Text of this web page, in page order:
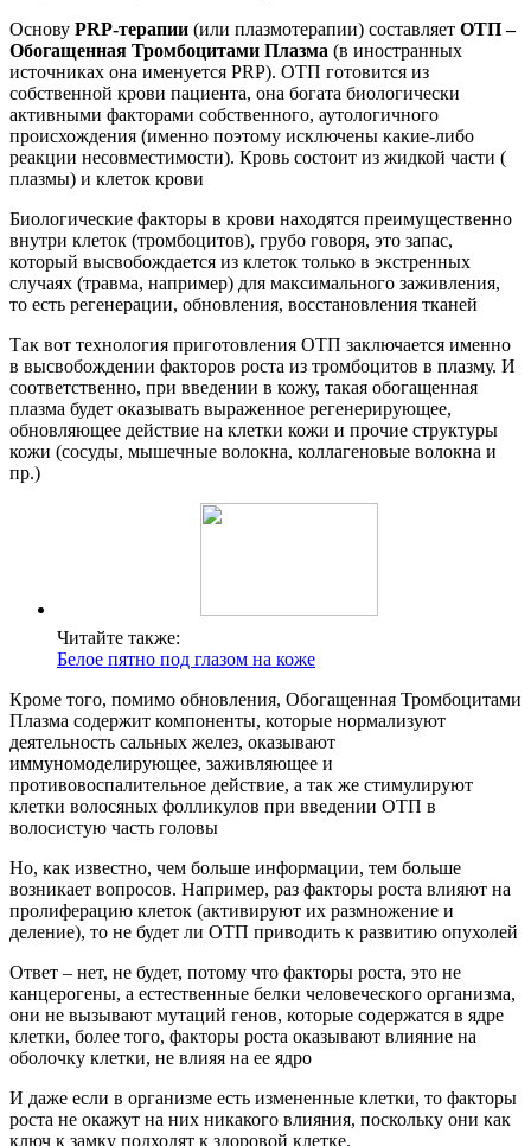
Основу PRP-терапии (или плазмотерапии) составляет ОТП –
Обогащенная Тромбоцитами Плазма (в иностранных
источниках она именуется PRP). ОТП готовится из
собственной крови пациента, она богата биологически
активными факторами собственного, аутологичного
происхождения (именно поэтому исключены какие-либо
реакции несовместимости). Кровь состоит из жидкой части (
плазмы) и клеток крови
Биологические факторы в крови находятся преимущественно
внутри клеток (тромбоцитов), грубо говоря, это запас,
который высвобождается из клеток только в экстренных
случаях (травма, например) для максимального заживления,
то есть регенерации, обновления, восстановления тканей
Так вот технология приготовления ОТП заключается именно
в высвобождении факторов роста из тромбоцитов в плазму. И
соответственно, при введении в кожу, такая обогащенная
плазма будет оказывать выраженное регенерирующее,
обновляющее действие на клетки кожи и прочие структуры
кожи (сосуды, мышечные волокна, коллагеновые волокна и
пр.)
Читайте также:
Белое пятно под глазом на коже
Кроме того, помимо обновления, Обогащенная Тромбоцитами
Плазма содержит компоненты, которые нормализуют
деятельность сальных желез, оказывают
иммуномоделирующее, заживляющее и
противовоспалительное действие, а так же стимулируют
клетки волосяных фолликулов при введении ОТП в
волосистую часть головы
Но, как известно, чем больше информации, тем больше
возникает вопросов. Например, раз факторы роста влияют на
пролиферацию клеток (активируют их размножение и
деление), то не будет ли ОТП приводить к развитию опухолей
Ответ – нет, не будет, потому что факторы роста, это не
канцерогены, а естественные белки человеческого организма,
они не вызывают мутаций генов, которые содержатся в ядре
клетки, более того, факторы роста оказывают влияние на
оболочку клетки, не влияя на ее ядро
И даже если в организме есть измененные клетки, то факторы
роста не окажут на них никакого влияния, поскольку они как
ключ к замку подходят к здоровой клетке.